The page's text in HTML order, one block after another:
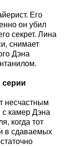
Его
он убил
секрет. Лина
снимает
Дэна
серии
несчастным
с камер Дэна
когда тот
в сдаваемых